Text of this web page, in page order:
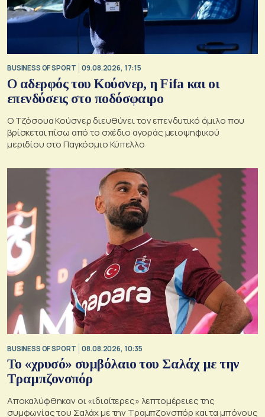
BUSINESS OF SPORT 09.08.2026, 17:15
Ο αδερφός του Κούσνερ, η Fifa και οι
επενδύσεις στο ποδόσφαιρο
Ο Τζόσουα Κούσνερ διευθύνει τον επενδυτικό όμιλο που
βρίσκεται πίσω από το σχέδιο αγοράς μειοψηφικού
μεριδίου στο Παγκόσμιο Κύπελλο
BUSINESS OF SPORT 08.08.2026, 10:35
Το «χρυσό» συμβόλαιο του Σαλάχ με την
Τραμπζονσπόρ
Αποκαλύφθηκαν οι «ιδιαίτερες» λεπτομέρειες της
συμφωνίας του Σαλάχ με την Τραμπζονσπόρ και τα μπόνους